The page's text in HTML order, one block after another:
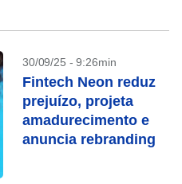
30/09/25 - 9:26min
Fintech Neon reduz
prejuízo, projeta
amadurecimento e
anuncia rebranding